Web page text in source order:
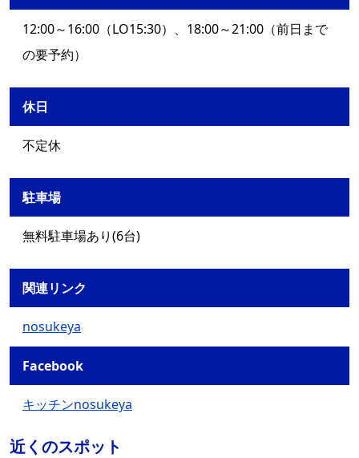
12:00～16:00（LO15:30）、18:00～21:00（前日まで
の要予約）
休日
不定休
駐車場
無料駐車場あり(6台)
関連リンク
nosukeya
Facebook
キッチンnosukeya
近くのスポット